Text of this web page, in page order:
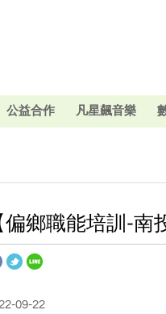
公益合作 凡星飆音樂
偏鄉職能培訓-南
09-22